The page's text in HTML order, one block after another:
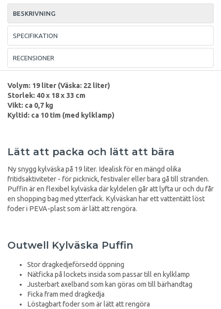
BESKRIVNING
SPECIFIKATION
RECENSIONER
Volym: 19 liter (Väska: 22 liter)
Storlek: 40 x 18 x 33 cm
Vikt: ca 0,7 kg
Kyltid: ca 10 tim (med kylklamp)
Lätt att packa och lätt att bära
Ny snygg kylväska på 19 liter. Idealisk för en mängd olika
fritidsaktiviteter - för picknick, festivaler eller bara gå till stranden.
Puffin är en flexibel kylväska där kyldelen går att lyfta ur och du får
en shopping bag med ytterfack. Kylväskan har ett vattentätt löst
foder i PEVA-plast som är lätt att rengöra.
Outwell Kylväska Puffin
Stor dragkedjeförsedd öppning
Nätficka på lockets insida som passar till en kylklamp
Justerbart axelband som kan göras om till bärhandtag
Ficka fram med dragkedja
Löstagbart foder som är lätt att rengöra